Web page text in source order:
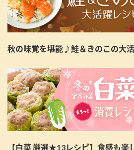
秋の味覚を堪能♪鮭＆きのこの大
【白菜 厳選★13レシピ】食感も